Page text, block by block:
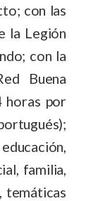
con las
la Legión
con la
Buena
horas por
familia,
temáticas